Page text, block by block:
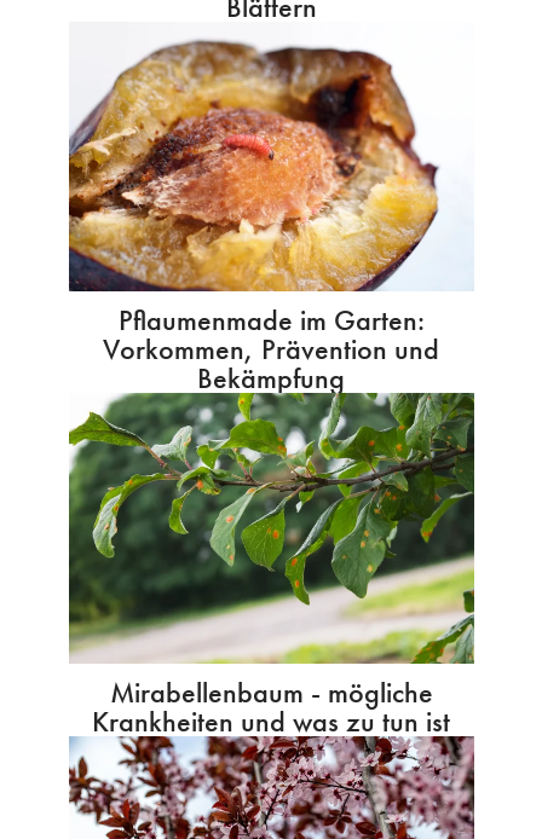
Pflaumenmade im Garten:
Vorkommen, Prävention und
Bekämpfung
Mirabellenbaum - mögliche
Krankheiten und was zu tun ist